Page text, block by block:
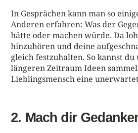
In Gesprächen kann man so
Anderen erfahren: Was der
hätte oder machen würde. Da
hinzuhören und deine
gleich festzuhalten. So kannst
längeren Zeitraum Ideen
Lieblingsmensch eine
2. Mach dir